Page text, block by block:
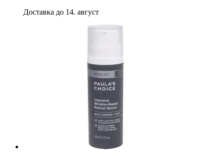
Доставка до 14. август